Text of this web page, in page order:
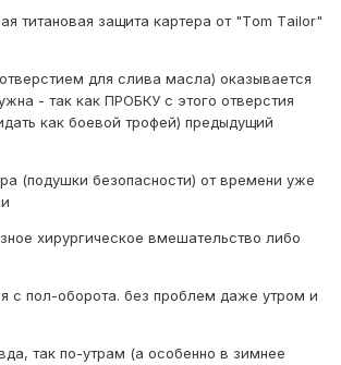
титановая защита картера от "Tоm Tаilоr"
для слива масла) оказывается
- так как ПРОБКУ с этого отверстия
как боевой трофей) предыдущий
(подушки безопасности) от времени уже
хирургическое вмешательство либо
с пол-оборота. без проблем даже утром и
так по-утрам (а особенно в зимнее